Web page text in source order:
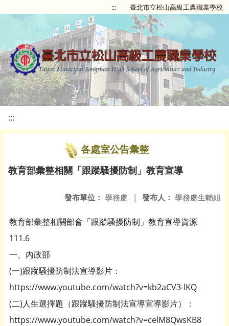
::: 臺北市立松山高級工農職業學校
:::
各處室公告彙整
教育部彙整相關「跟蹤騷擾防制」教育宣導
發布人： 學務處生輔組
發布單位： 學務處 |
教育部彙整相關部會「跟蹤騷擾防制」教育宣導資源
111.6
一、內政部
(一)跟蹤騷擾防制法宣導影片：
https://www.youtube.com/watch?v=kb2aCV3-lKQ
(二)人生選擇題（跟蹤騷擾防制法宣導宣導影片）：
https://www.youtube.com/watch?v=celM8QwsKB8